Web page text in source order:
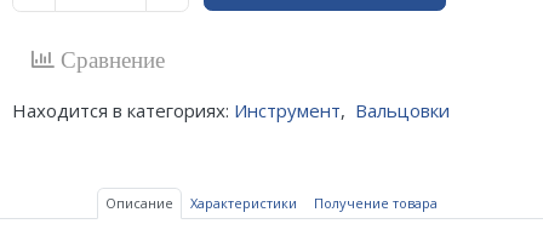
Сравнение
Находится в категориях: Инструмент, Вальцовки
Описание Характеристики Получение товара